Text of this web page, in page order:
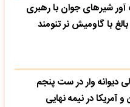
آور شیرهای جوان با رهبری
با گاومیش نر تنومند
دیوانه وار در ست پنجم
و آمریکا در نیمه نهایی